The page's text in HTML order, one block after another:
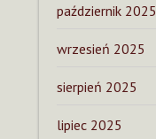
październik 2025
wrzesień 2025
sierpień 2025
lipiec 2025